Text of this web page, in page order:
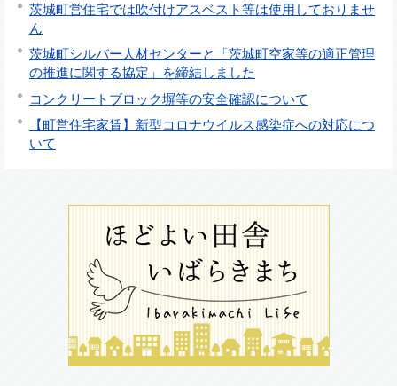
茨城町営住宅では吹付けアスベスト等は使用しておりませ
ん
茨城町シルバー人材センターと「茨城町空家等の適正管理
の推進に関する協定」を締結しました
コンクリートブロック塀等の安全確認について
【町営住宅家賃】新型コロナウイルス感染症への対応につ
いて